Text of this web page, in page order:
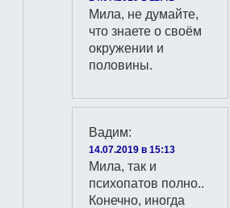
Мила, не думайте,
что знаете о своём
окружении и
половины.
Вадим:
14.07.2019 в 15:13
Мила, так и
психопатов полно..
Конечно, иногда